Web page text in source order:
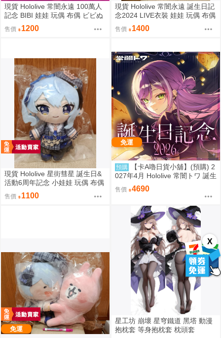
X
現貨 Hololive 常闇永遠 100萬人
記念 BIBI 娃娃 玩偶 布偶 ビビぬ
いぐるみ 常闇トワ 100万人記念
100萬
售價 1200
現貨 Hololive 常闇永遠 誕生日記
念2024 LIVE衣裝 娃娃 玩偶 布偶
常闇トワ トワ様ぬいぐるみ BY
ライブ衣装
售價 1400
現貨 Hololive 星街彗星 誕生日&
活動6周年記念 小娃娃 玩偶 布偶
吊飾 星街すいせい おでかけすい
ちゃんぬいぐるみ
售價 1100
免運
預購
【卡A嚕日貨小舖】(預購) 2
027年4月 Hololive 常闇トワ 誕生
日記念2026
售價 4690
免運
星工坊 崩壞 星穹鐵道 黑塔 動漫
抱枕套 等身抱枕套 枕頭套